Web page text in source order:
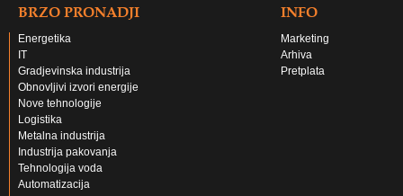
BRZO PRONADJI
Energetika
IT
Gradjevinska industrija
Obnovljivi izvori energije
Nove tehnologije
Logistika
Metalna industrija
Industrija pakovanja
Tehnologija voda
Automatizacija
INFO
Marketing
Arhiva
Pretplata